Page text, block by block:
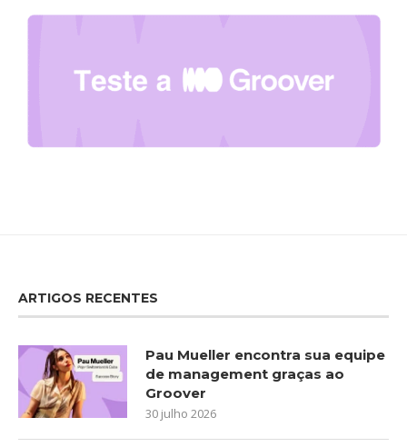
ARTIGOS RECENTES
Pau Mueller encontra sua equipe
de management graças ao
Groover
30 julho 2026